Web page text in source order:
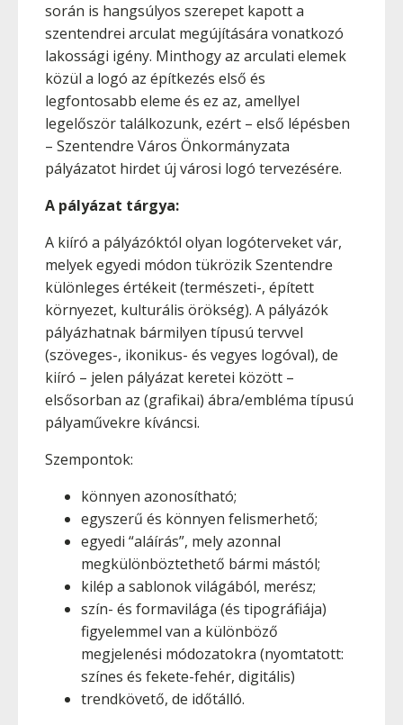
során is hangsúlyos szerepet kapott a
szentendrei arculat megújítására vonatkozó
lakossági igény. Minthogy az arculati elemek
közül a logó az építkezés első és
legfontosabb eleme és ez az, amellyel
legelőször találkozunk, ezért – első lépésben
– Szentendre Város Önkormányzata
pályázatot hirdet új városi logó tervezésére.
A pályázat tárgya:
A kiíró a pályázóktól olyan logóterveket vár,
melyek egyedi módon tükrözik Szentendre
különleges értékeit (természeti-, épített
környezet, kulturális örökség). A pályázók
pályázhatnak bármilyen típusú tervvel
(szöveges-, ikonikus- és vegyes logóval), de
kiíró – jelen pályázat keretei között –
elsősorban az (grafikai) ábra/embléma típusú
pályaművekre kíváncsi.
Szempontok:
könnyen azonosítható;
egyszerű és könnyen felismerhető;
egyedi “aláírás”, mely azonnal
megkülönböztethető bármi mástól;
kilép a sablonok világából, merész;
szín- és formavilága (és tipográfiája)
figyelemmel van a különböző
megjelenési módozatokra (nyomtatott:
színes és fekete-fehér, digitális)
trendkövető, de időtálló.